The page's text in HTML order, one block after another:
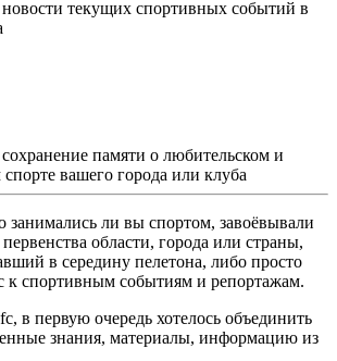
текущих спортивных событий в
памяти о любительском и
вашего города или клуба
занимались ли вы спортом, завоёвывали
области, города или страны,
в середину пелетона, либо просто
к спортивным событиям и репортажам.
в первую очередь хотелось объединить
знания, материалы, информацию из